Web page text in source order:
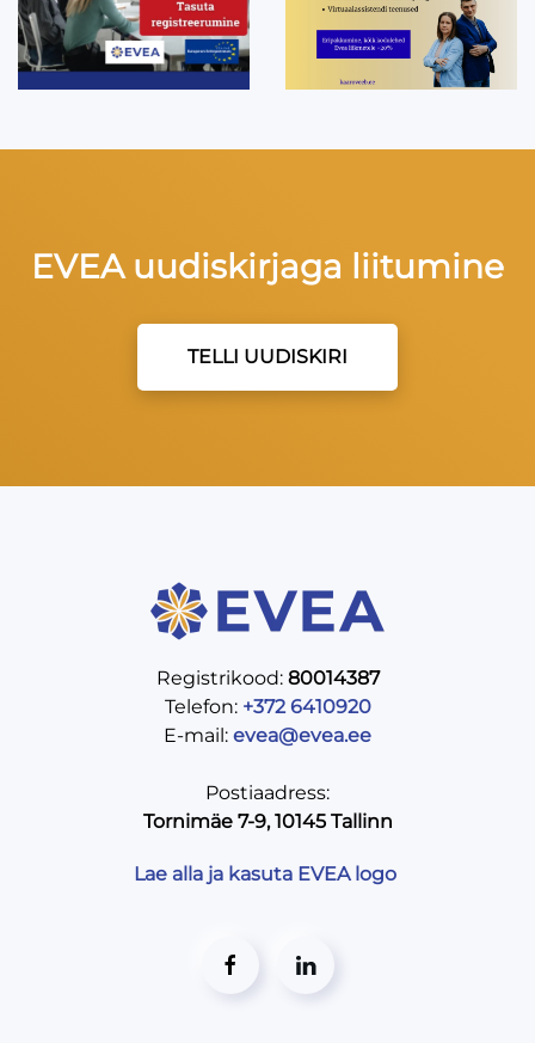
EVEA uudiskirjaga liitumine
TELLI UUDISKIRI
Registrikood: 80014387
Telefon: +372 6410920
E-mail: evea@evea.ee
Postiaadress:
Tornimäe 7-9, 10145 Tallinn
Lae alla ja kasuta EVEA logo